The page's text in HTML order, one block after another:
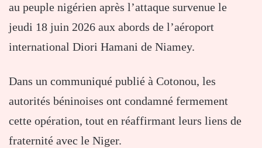
au peuple nigérien après l’attaque survenue le
jeudi 18 juin 2026 aux abords de l’aéroport
international Diori Hamani de Niamey.
Dans un communiqué publié à Cotonou, les
autorités béninoises ont condamné fermement
cette opération, tout en réaffirmant leurs liens de
fraternité avec le Niger.